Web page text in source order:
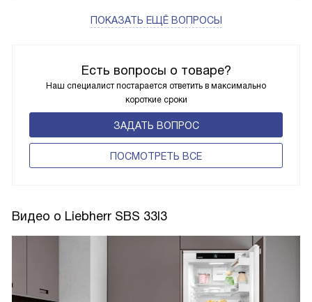
Есть вопросы о товаре?
Наш специалист постарается ответить в максимально
короткие сроки
ЗАДАТЬ ВОПРОС
ПОCМОТРЕТЬ ВСЕ
ПОКАЗАТЬ ЕЩЁ ВОПРОСЫ
Видео о Liebherr SBS 33I3